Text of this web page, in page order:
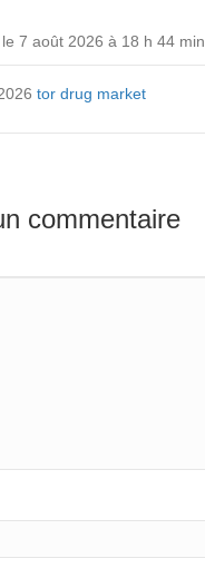
le 7 août 2026 à 18 h 44 min
tor drug market
commentaire